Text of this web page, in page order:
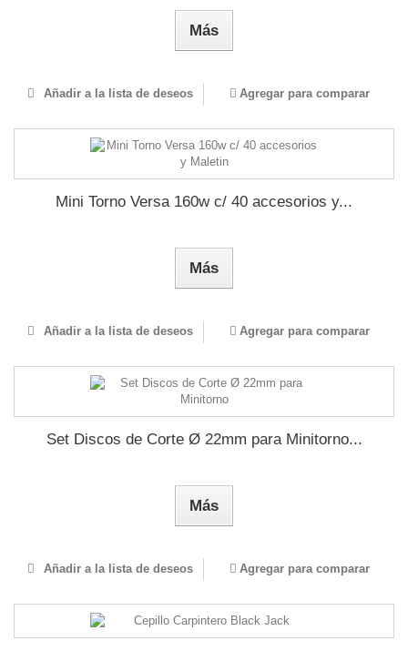
Más
Añadir a la lista de deseos Agregar para comparar
Mini Torno Versa 160w c/ 40 accesorios y...
Más
Añadir a la lista de deseos Agregar para comparar
Set Discos de Corte Ø 22mm para Minitorno...
Más
Añadir a la lista de deseos Agregar para comparar